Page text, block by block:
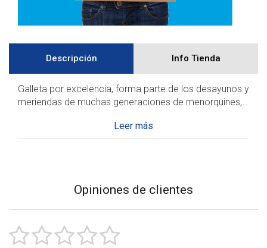
Descripción Info Tienda
Galleta por excelencia, forma parte de los desayunos y
meriendas de muchas generaciones de menorquines,
francesa, en su paso por Menorca.
Ingredientes: Harina de trigo, azucar, manteca, huevo,
Desplegable
de
producto
Opiniones de clientes